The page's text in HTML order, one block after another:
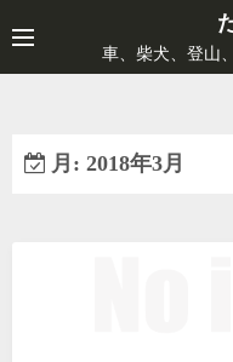
ン
テ
車、柴犬、登山
月: 2018年3月